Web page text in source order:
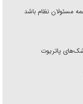
مسئولان نظام باشد
پاتریوت